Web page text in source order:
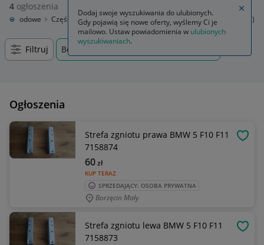
4 ogłoszenia
Części karoserii Zderzaki Wzmocnienia zderzaków (belki)
Filtruj Borzęcin Mały, Mazowieckie, +0 km
Ogłoszenia
Strefa zgniotu prawa BMW 5 F10 F11
7158874
KUP TERAZ
60zł
SPRZEDAJĄCY: OSOBA PRYWATNA
Borzęcin Mały
Strefa zgniotu lewa BMW 5 F10 F11
7158873
Dodaj swoje wyszukiwania do ulubionych.
Gdy pojawią się nowe oferty, wyślemy Ci je
mailowo. Ustaw powiadomienia w ulubionych
wyszukiwaniach.